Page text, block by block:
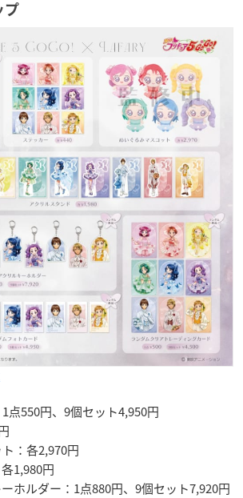
プ
点550円、9個セット4,950円
：各2,970円
1,980円
ホルダー：1点880円、9個セット7,920円